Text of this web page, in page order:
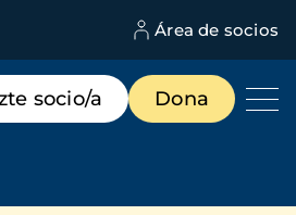
Área de socios
socio/a Dona